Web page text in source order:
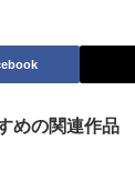
めの関連作品